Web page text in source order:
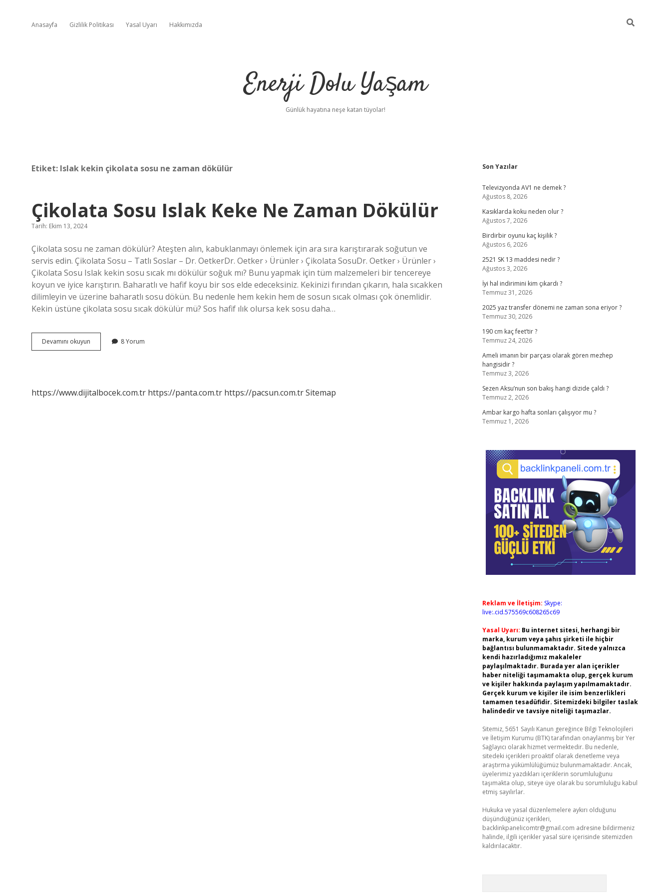
Anasayfa Gizlilik Politikası Yasal Uyarı Hakkımızda
Enerji Dolu Yaşam
Günlük hayatına neşe katan tüyolar!
Etiket: Islak kekin çikolata sosu ne zaman dökülür
Çikolata Sosu Islak Keke Ne Zaman Dökülür
Tarih: Ekim 13, 2024
Çikolata sosu ne zaman dökülür? Ateşten alın, kabuklanmayı önlemek için ara sıra karıştırarak soğutun ve
servis edin. Çikolata Sosu – Tatlı Soslar – Dr. OetkerDr. Oetker › Ürünler › Çikolata SosuDr. Oetker › Ürünler ›
Çikolata Sosu Islak kekin sosu sıcak mı dökülür soğuk mı? Bunu yapmak için tüm malzemeleri bir tencereye
koyun ve iyice karıştırın. Baharatlı ve hafif koyu bir sos elde edeceksiniz. Kekinizi fırından çıkarın, hala sıcakken
dilimleyin ve üzerine baharatlı sosu dökün. Bu nedenle hem kekin hem de sosun sıcak olması çok önemlidir.
Kekin üstüne çikolata sosu sıcak dökülür mü? Sos hafif ılık olursa kek sosu daha…
Devamını okuyun Çikolata
Sosu
Dökülür
8 Yorum
https://www.dijitalbocek.com.tr https://panta.com.tr https://pacsun.com.trSitemap
Sidebar
Son Yazılar
Televizyonda AV1 ne demek ?
Ağustos 8, 2026
Kasıklarda koku neden olur ?
Ağustos 7, 2026
Birdirbir oyunu kaç kişilik ?
Ağustos 6, 2026
2521 SK 13 maddesi nedir ?
Ağustos 3, 2026
İyi hal indirimini kim çıkardı ?
Temmuz 31, 2026
2025 yaz transfer dönemi ne zaman sona eriyor ?
Temmuz 30, 2026
190 cm kaç feet’tir ?
Temmuz 24, 2026
Ameli imanın bir parçası olarak gören mezhep
hangisidir ?
Temmuz 3, 2026
Sezen Aksu’nun son bakış hangi dizide çaldı ?
Temmuz 2, 2026
Ambar kargo hafta sonları çalışıyor mu ?
Temmuz 1, 2026
Reklam ve İletişim: Skype:
live:.cid.575569c608265c69
Yasal Uyarı: Bu internet sitesi, herhangi bir
marka, kurum veya şahıs şirketi ile hiçbir
bağlantısı bulunmamaktadır. Sitede yalnızca
kendi hazırladığımız makaleler
paylaşılmaktadır. Burada yer alan içerikler
haber niteliği taşımamakta olup, gerçek kurum
ve kişiler hakkında paylaşım yapılmamaktadır.
Gerçek kurum ve kişiler ile isim benzerlikleri
tamamen tesadüfidir. Sitemizdeki bilgiler taslak
halindedir ve tavsiye niteliği taşımazlar.
Sitemiz, 5651 Sayılı Kanun gereğince Bilgi Teknolojileri
ve İletişim Kurumu (BTK) tarafından onaylanmış bir Yer
Sağlayıcı olarak hizmet vermektedir. Bu nedenle,
sitedeki içerikleri proaktif olarak denetleme veya
araştırma yükümlülüğümüz bulunmamaktadır. Ancak,
üyelerimiz yazdıkları içeriklerin sorumluluğunu
taşımakta olup, siteye üye olarak bu sorumluluğu kabul
etmiş sayılırlar.
Hukuka ve yasal düzenlemelere aykırı olduğunu
düşündüğünüz içerikleri,
backlinkpanelicomtr@gmail.com adresine bildirmeniz
halinde, ilgili içerikler yasal süre içerisinde sitemizden
kaldırılacaktır.